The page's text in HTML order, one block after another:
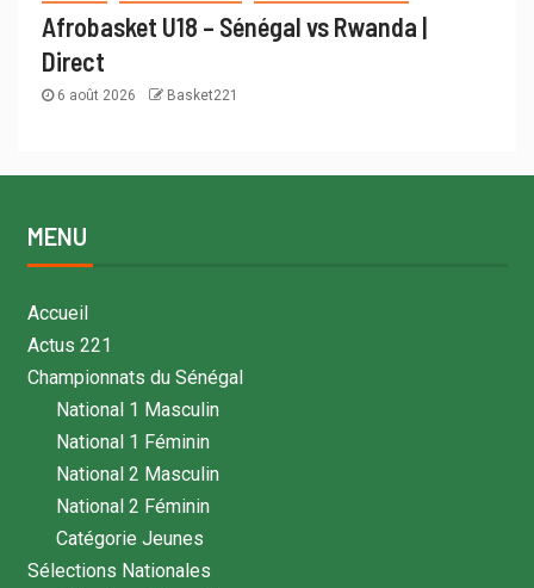
Afrobasket U18 – Sénégal vs Rwanda |
Direct
6 août 2026 Basket221
MENU
Accueil
Actus 221
Championnats du Sénégal
National 1 Masculin
National 1 Féminin
National 2 Masculin
National 2 Féminin
Catégorie Jeunes
Sélections Nationales